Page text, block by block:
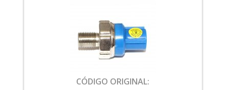
CÓDIGO ORIGINAL: